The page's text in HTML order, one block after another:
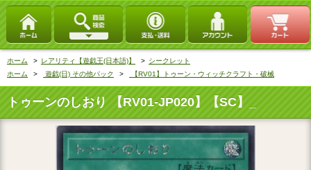
ホーム > レアリティ【遊戯王(日本語)】 > シークレット
ホーム
> 遊戯(日) その他パック > 【RV01】トゥーン・ウィッチクラフト・破械
トゥーンのしおり 【RV01-JP020】【SC】_